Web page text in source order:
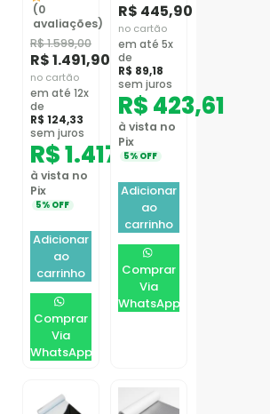
(0
avaliações)
R$1.599,00
R$1.491,90
no cartão
em até 12x
de
R$ 124,33
sem juros
R$1.417,31
à vista no
Pix
5% OFF
Adicionar
ao
carrinho
Comprar
Via
WhatsApp
R$ 445,90
no cartão
em até 5x
de
R$ 89,18
sem juros
R$423,61
à vista no
Pix
5% OFF
Adicionar
ao
carrinho
Comprar
Via
WhatsApp